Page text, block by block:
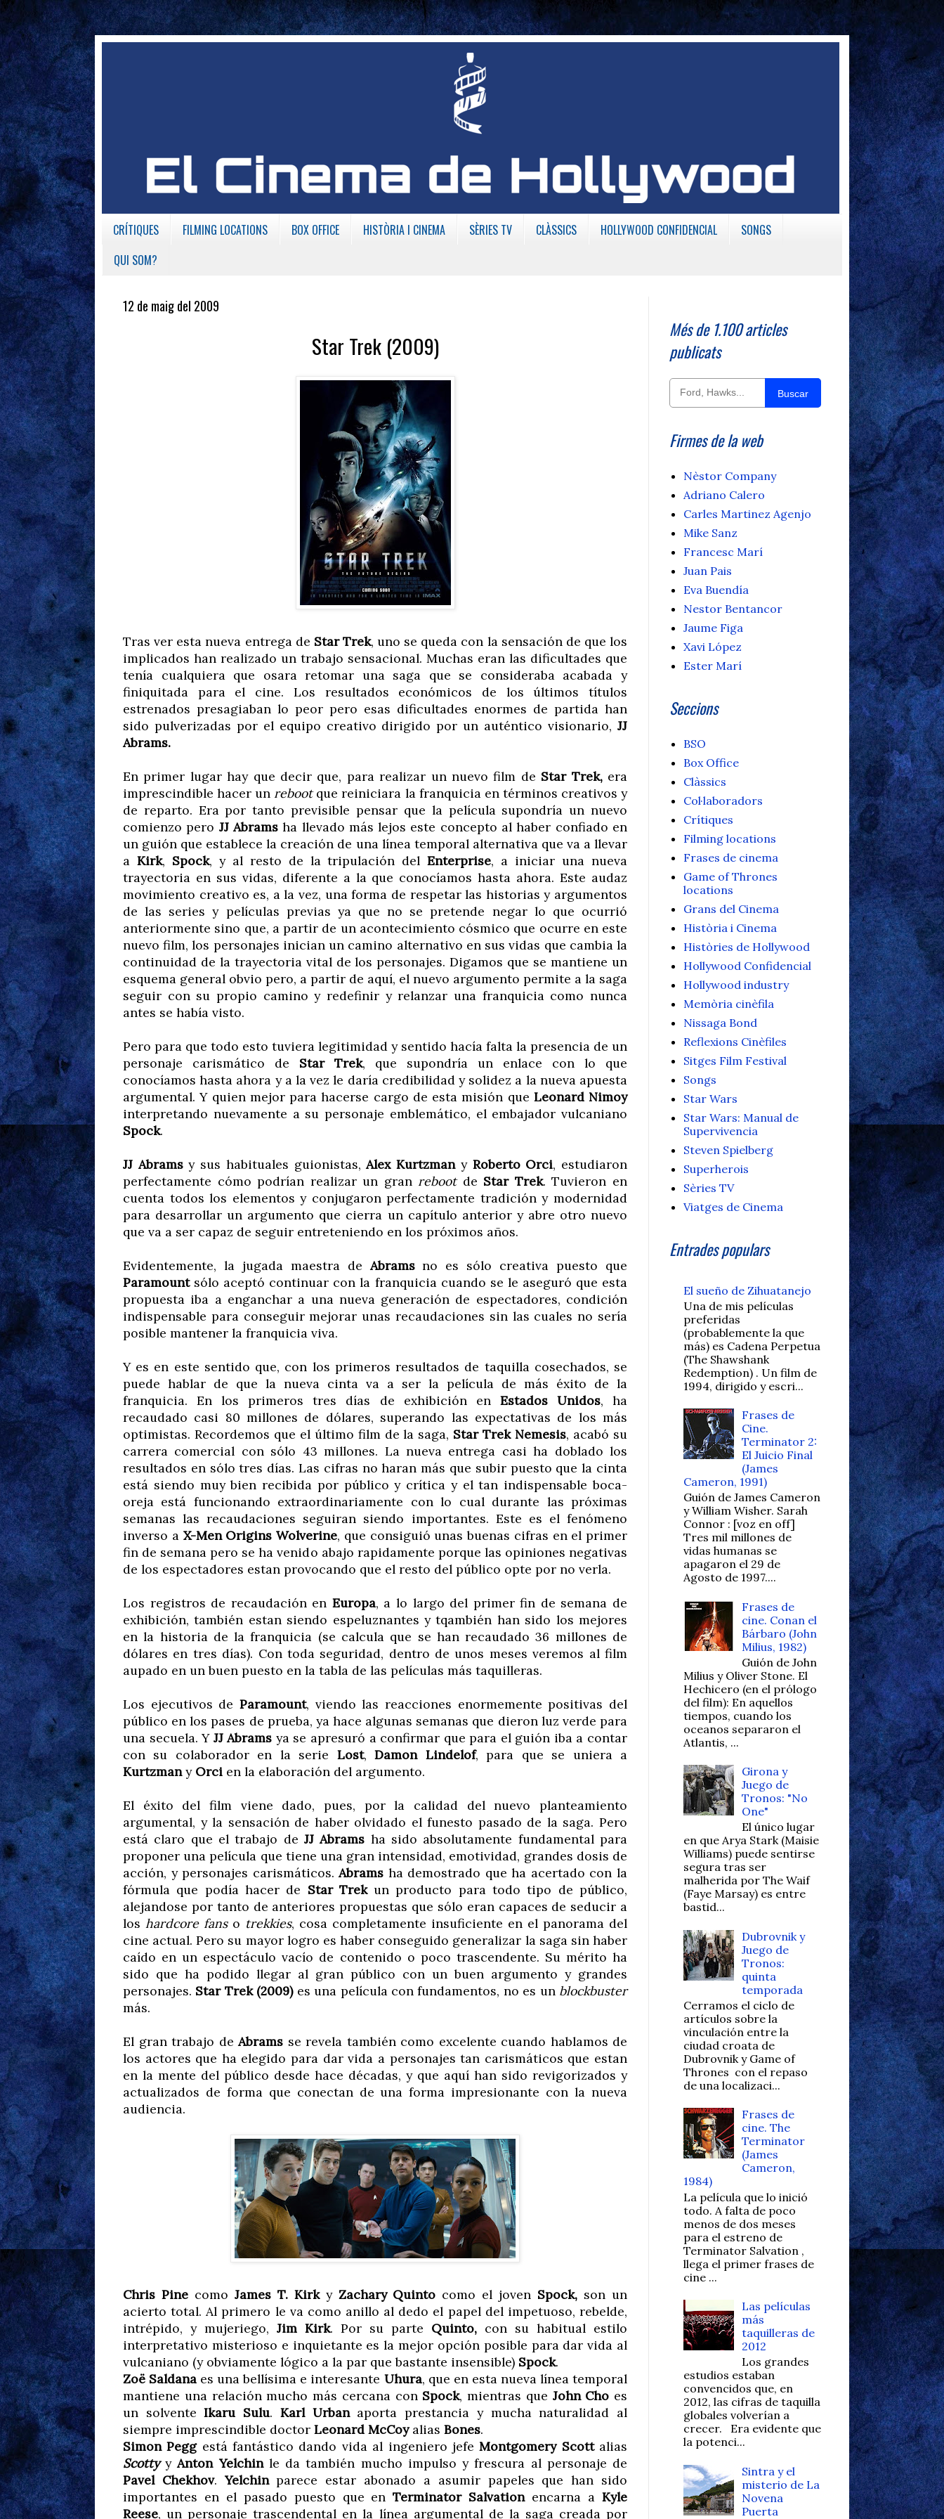
CRÍTIQUES FILMING LOCATIONS BOX OFFICE HISTÒRIA I CINEMA SÈRIES TV CLÀSSICS HOLLYWOOD CONFIDENCIAL
SONGS
QUI SOM?
12 de maig del 2009
Star Trek (2009)
Tras ver esta nueva entrega de Star Trek, uno se queda con la sensación de que los
implicados han realizado un trabajo sensacional. Muchas eran las dificultades que
tenía cualquiera que osara retomar una saga que se consideraba acabada y
finiquitada para el cine. Los resultados económicos de los últimos títulos
estrenados presagiaban lo peor pero esas dificultades enormes de partida han
sido pulverizadas por el equipo creativo dirigido por un auténtico visionario, JJ
Abrams.
En primer lugar hay que decir que, para realizar un nuevo film de Star Trek,era
imprescindible hacer un rebootque reiniciara la franquicia en términos creativos y
de reparto. Era por tanto previsible pensar que la película supondría un nuevo
comienzo pero JJ Abramsha llevado más lejos este concepto al haber confiado en
un guión que establece la creación de una línea temporal alternativa que va a llevar
a Kirk, Spock, y al resto de la tripulación delEnterprise, a iniciar una nueva
trayectoria en sus vidas, diferente a la que conocíamos hasta ahora. Este audaz
movimiento creativo es, a la vez, una forma de respetar las historias y argumentos
de las series y películas previas ya que no se pretende negar lo que ocurrió
anteriormente sino que, a partir de un acontecimiento cósmico que ocurre en este
nuevo film, los personajes inician un camino alternativo en sus vidas que cambia la
continuidad de la trayectoria vital de los personajes. Digamos que se mantiene un
esquema general obvio pero, a partir de aquí, el nuevo argumento permite a la saga
seguir con su propio camino y redefinir y relanzar una franquicia como nunca
antes se había visto.
Pero para que todo esto tuviera legitimidad y sentido hacía falta la presencia de un
personaje carismático de Star Trek, que supondría un enlace con lo que
conocíamos hasta ahora y a la vez le daría credibilidad y solidez a la nueva apuesta
argumental. Y quien mejor para hacerse cargo de esta misión que Leonard Nimoy
interpretando nuevamente a su personaje emblemático, el embajador vulcaniano
Spock.
JJ Abramsy sus habituales guionistas,Alex Kurtzmany Roberto Orci, estudiaron
perfectamente cómo podrían realizar un gran rebootde Star Trek. Tuvieron en
cuenta todos los elementos y conjugaron perfectamente tradición y modernidad
para desarrollar un argumento que cierra un capítulo anterior y abre otro nuevo
que va a ser capaz de seguir entreteniendo en los próximos años.
Evidentemente, la jugada maestra deAbramsno es sólo creativa puesto que
Paramountsólo aceptó continuar con la franquicia cuando se le aseguró que esta
propuesta iba a enganchar a una nueva generación de espectadores, condición
indispensable para conseguir mejorar unas recaudaciones sin las cuales no sería
posible mantener la franquicia viva.
Y es en este sentido que, con los primeros resultados de taquilla cosechados, se
puede hablar de que la nueva cinta va a ser la película de más éxito de la
franquicia. En los primeros tres días de exhibición en Estados Unidos, ha
recaudado casi 80 millones de dólares, superando las expectativas de los más
optimistas. Recordemos que el último film de la saga, Star Trek Nemesis, acabó su
carrera comercial con sólo 43 millones. La nueva entrega casi ha doblado los
resultados en sólo tres días. Las cifras no haran más que subir puesto que la cinta
está siendo muy bien recibida por público y crítica y el tan indispensable boca-
oreja está funcionando extraordinariamente con lo cual durante las próximas
semanas las recaudaciones seguiran siendo importantes. Este es el fenómeno
inverso a X-Men Origins Wolverine, que consiguió unas buenas cifras en el primer
fin de semana pero se ha venido abajo rapidamente porque las opiniones negativas
de los espectadores estan provocando que el resto del público opte por no verla.
Los registros de recaudación en Europa, a lo largo del primer fin de semana de
exhibición, también estan siendo espeluznantes y tqambién han sido los mejores
en la historia de la franquicia (se calcula que se han recaudado 36 millones de
dólares en tres días). Con toda seguridad, dentro de unos meses veremos al film
aupado en un buen puesto en la tabla de las películas más taquilleras.
Los ejecutivos de Paramount, viendo las reacciones enormemente positivas del
público en los pases de prueba, ya hace algunas semanas que dieron luz verde para
una secuela. Y JJ Abrams ya se apresuró a confirmar que para el guión iba a contar
con su colaborador en la serie Lost,Damon Lindelof, para que se uniera a
Kurtzmany Orci en la elaboración del argumento.
El éxito del film viene dado, pues, por la calidad del nuevo planteamiento
argumental, y la sensación de haber olvidado el funesto pasado de la saga. Pero
está claro que el trabajo de JJ Abrams ha sido absolutamente fundamental para
proponer una película que tiene una gran intensidad, emotividad, grandes dosis de
acción, y personajes carismáticos.Abrams ha demostrado que ha acertado con la
fórmula que podía hacer de Star Trekun producto para todo tipo de público,
alejandose por tanto de anteriores propuestas que sólo eran capaces de seducir a
los hardcore fanso trekkies, cosa completamente insuficiente en el panorama del
cine actual. Pero su mayor logro es haber conseguido generalizar la saga sin haber
caído en un espectáculo vacío de contenido o poco trascendente. Su mérito ha
sido que ha podido llegar al gran público con un buen argumento y grandes
personajes. Star Trek (2009)es una película con fundamentos, no es un blockbuster
más.
El gran trabajo deAbrams se revela también como excelente cuando hablamos de
los actores que ha elegido para dar vida a personajes tan carismáticos que estan
en la mente del público desde hace décadas, y que aquí han sido revigorizados y
actualizados de forma que conectan de una forma impresionante con la nueva
audiencia.
Chris Pinecomo James T. Kirky Zachary Quinto como el joven Spock, son un
acierto total. Al primero le va como anillo al dedo el papel del impetuoso, rebelde,
intrépido, y mujeriego, Jim Kirk. Por su parte Quinto, con su habitual estilo
interpretativo misterioso e inquietante es la mejor opción posible para dar vida al
vulcaniano (y obviamente lógico a la par que bastante insensible) Spock.
Zoë Saldana es una bellísima e interesante Uhura, que en esta nueva línea temporal
mantiene una relación mucho más cercana con Spock, mientras que John Cho es
un solventeIkaru Sulu. Karl Urbanaporta prestancia y mucha naturalidad al
siempre imprescindible doctor Leonard McCoyalias Bones.
Simon Peggestá fantástico dando vida al ingeniero jefeMontgomery Scottalias
ScottyyAnton Yelchinle da también mucho impulso y frescura al personaje de
Pavel Chekhov. Yelchinparece estar abonado a asumir papeles que han sido
importantes en el pasado puesto que enTerminator Salvationencarna aKyle
Reese, un personaje trascendental en la línea argumental de la saga creada por
Més de 1.100 articles
publicats
Buscar
Firmes de la web
Nèstor Company
Adriano Calero
Carles Martinez Agenjo
Mike Sanz
Francesc Marí
Juan Pais
Eva Buendía
Nestor Bentancor
Jaume Figa
Xavi López
Ester Marí
Seccions
BSO
Box Office
Clàssics
Col·laboradors
Crítiques
Filming locations
Frases de cinema
Game of Thrones
locations
Grans del Cinema
Història i Cinema
Històries de Hollywood
Hollywood Confidencial
Hollywood industry
Memòria cinèfila
Nissaga Bond
Reflexions Cinèfiles
Sitges Film Festival
Songs
Star Wars
Star Wars: Manual de
Supervivencia
Steven Spielberg
Superherois
Sèries TV
Viatges de Cinema
Entrades populars
El sueño de Zihuatanejo
Una de mis películas
preferidas
(probablemente la que
más) es Cadena Perpetua
(The Shawshank
Redemption) . Un film de
1994, dirigido y escri...
Frases de
Cine.
Terminator 2:
El Juicio Final
(James
Cameron, 1991)
Guión de James Cameron
y William Wisher. Sarah
Connor : [voz en off]
Tres mil millones de
vidas humanas se
apagaron el 29 de
Agosto de 1997....
Frases de
cine. Conan el
Bárbaro (John
Milius, 1982)
Guión de John
Milius y Oliver Stone. El
Hechicero (en el prólogo
del film): En aquellos
tiempos, cuando los
oceanos separaron el
Atlantis, ...
Girona y
Juego de
Tronos: "No
One"
El único lugar
en que Arya Stark (Maisie
Williams) puede sentirse
segura tras ser
malherida por The Waif
(Faye Marsay) es entre
bastid...
Dubrovnik y
Juego de
Tronos:
quinta
temporada
Cerramos el ciclo de
artículos sobre la
vinculación entre la
ciudad croata de
Dubrovnik y Game of
Thrones con el repaso
de una localizaci...
Frases de
cine. The
Terminator
(James
Cameron,
1984)
La película que lo inició
todo. A falta de poco
menos de dos meses
para el estreno de
Terminator Salvation ,
llega el primer frases de
cine ...
Las películas
más
taquilleras de
2012
Los grandes
estudios estaban
convencidos que, en
2012, las cifras de taquilla
globales volverían a
crecer. Era evidente que
la potenci...
Sintra y el
misterio de La
Novena
Puerta